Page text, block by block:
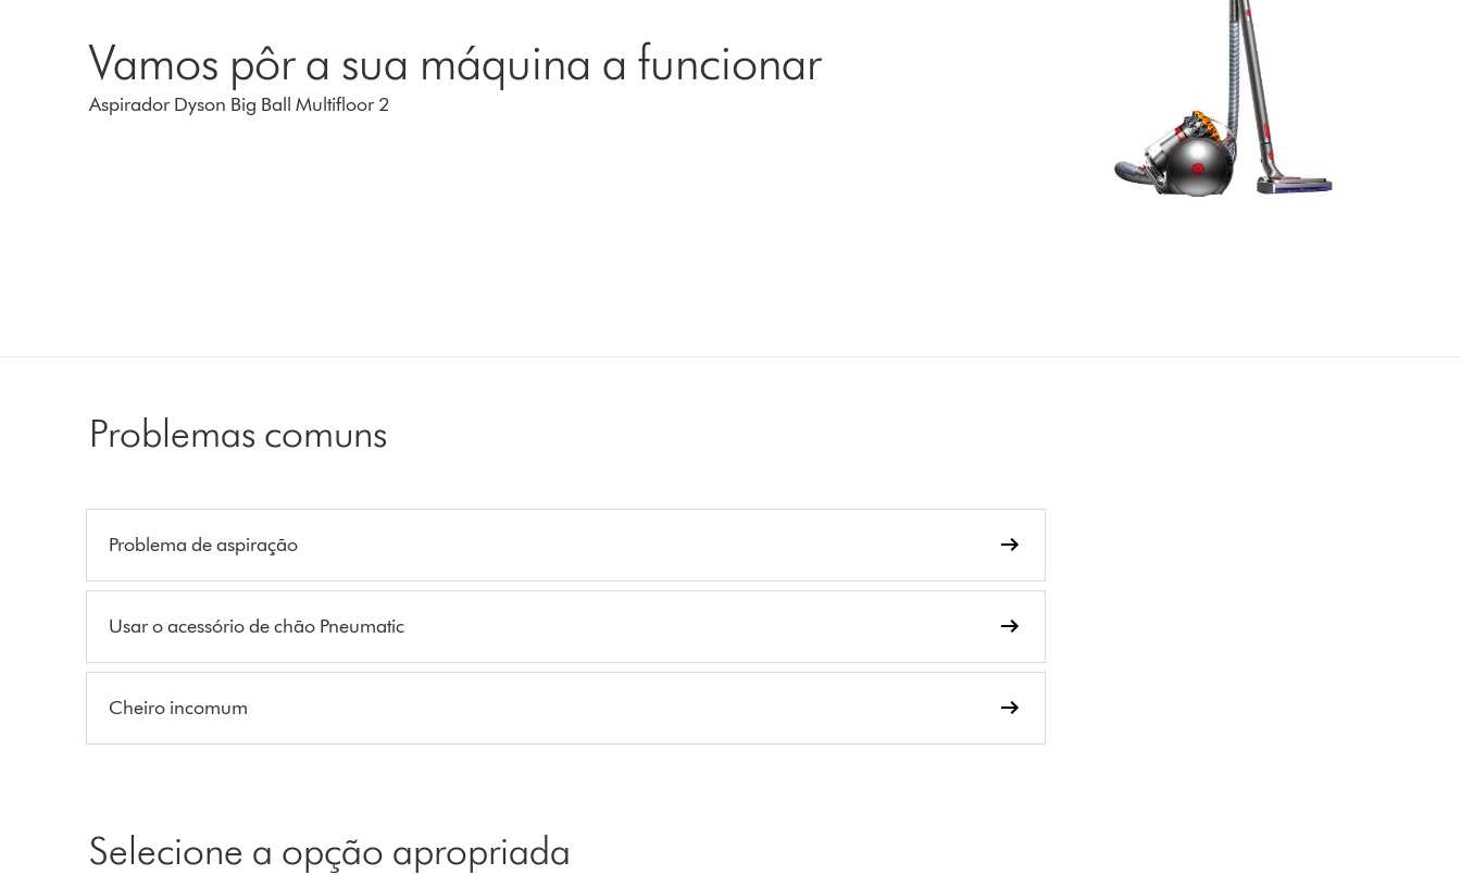
Vamos pôr a sua máquina a funcionar
Aspirador Dyson Big Ball Multifloor 2
Problemas comuns
Problema de aspiração
Usar o acessório de chão Pneumatic
Cheiro incomum
Selecione a opção apropriada